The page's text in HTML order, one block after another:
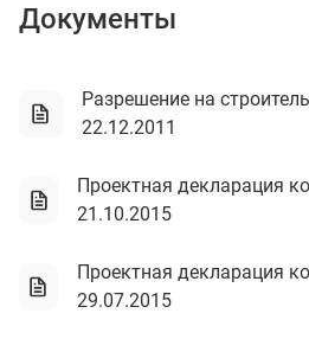
Документы
Разрешение на
22.12.2011
Проектная декларация
21.10.2015
Проектная декларация
29.07.2015